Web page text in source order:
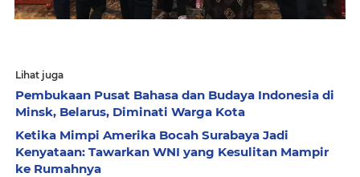
Lihat juga
Pembukaan Pusat Bahasa dan Budaya Indonesia di
Minsk, Belarus, Diminati Warga Kota
Ketika Mimpi Amerika Bocah Surabaya Jadi
Kenyataan: Tawarkan WNI yang Kesulitan Mampir
ke Rumahnya